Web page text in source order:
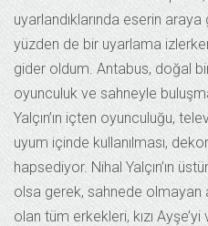
uyarlandıklarında eserin
yüzden de bir uyarlama
gider oldum. Antabus, doğal
oyunculuk ve sahneyle
Yalçın’ın içten oyunculuğu,
uyum içinde kullanılması,
hapsediyor. Nihal Yalçın’ın
olsa gerek, sahnede olmayan
olan tüm erkekleri, kızı